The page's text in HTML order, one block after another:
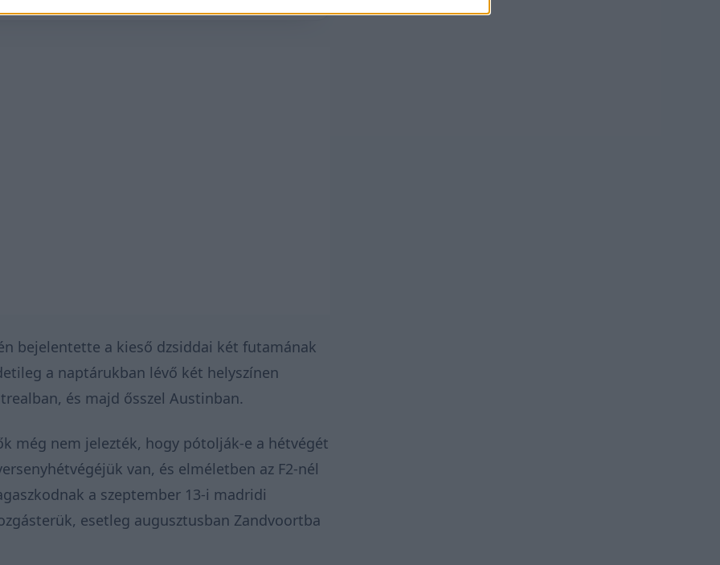
bejelentette a kieső dzsiddai két futamának
a naptárukban lévő két helyszínen
és majd ősszel Austinban.
még nem jelezték, hogy pótolják-e a hétvégét
van, és elméletben az F2-nél
a szeptember 13-i madridi
esetleg augusztusban Zandvoortba